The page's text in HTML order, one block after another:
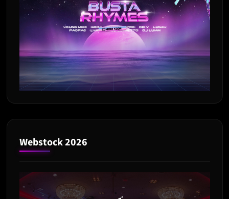
Webstock 2026